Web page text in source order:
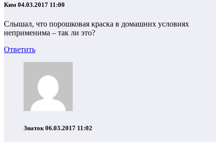
Ким 04.03.2017 11:00
Слышал, что порошковая краска в домашних условиях
неприменима – так ли это?
Ответить
Знаток 06.03.2017 11:02